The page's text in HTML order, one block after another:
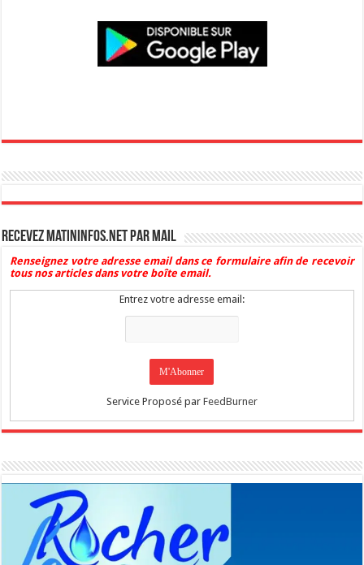
Recevez Matininfos.net par mail
Renseignez votre adresse email dans ce formulaire afin de recevoir
tous nos articles dans votre boîte email.
Entrez votre adresse email:
Service Proposé par FeedBurner